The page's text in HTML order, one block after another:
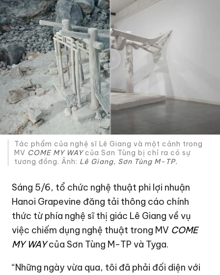
Tác phẩm của nghệ sĩ Lê Giang và một cảnh trong
MV COME MY WAYcủa Sơn Tùng bị chỉ ra có sự
tương đồng. Ảnh: Lê Giang, Sơn Tùng M-TP.
Sáng 5/6, tổ chức nghệ thuật phi lợi nhuận
Hanoi Grapevine đăng tải thông cáo chính
thức từ phía nghệ sĩ thị giác Lê Giang về vụ
việc chiếm dụng nghệ thuật trong MV COME
MY WAYcủa Sơn Tùng M-TP và Tyga.
“Những ngày vừa qua, tôi đã phải đối diện với